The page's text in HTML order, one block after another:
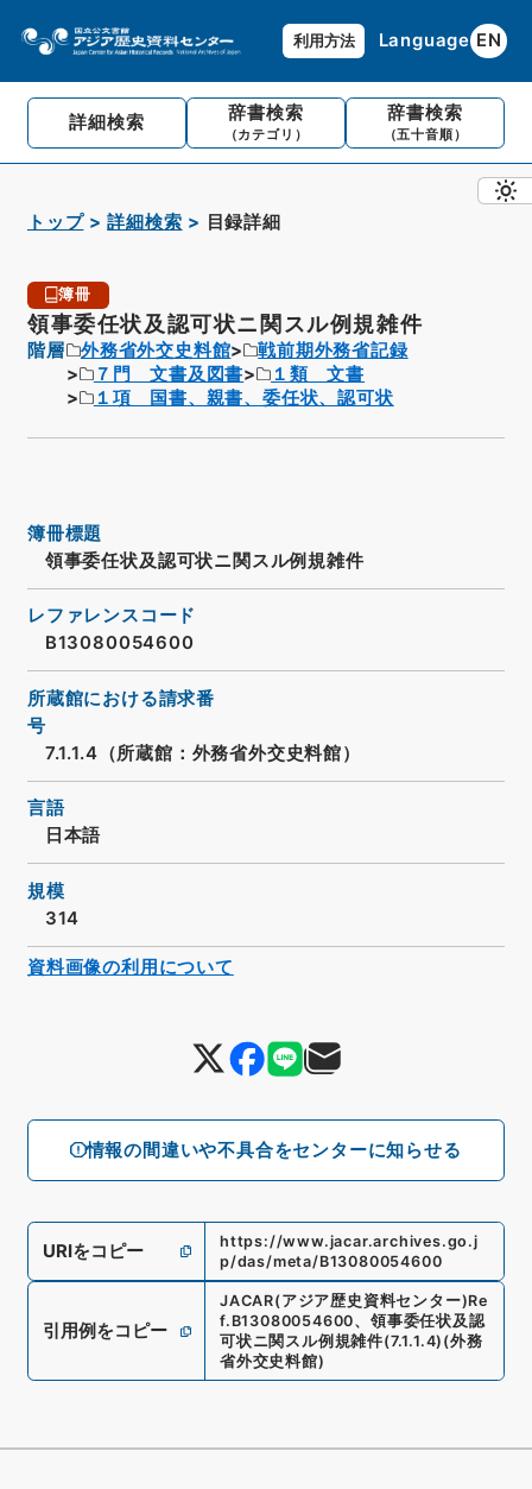
利用方法 Language EN
詳細検索 辞書検索
（カテゴリ）
辞書検索
（五十音順）
トップ 詳細検索 目録詳細
簿冊
領事委任状及認可状ニ関スル例規雑件
階層 外務省外交史料館
戦前期外務省記録
７門 文書及図書
１類 文書
１項 国書、親書、委任状、認可状
情報の間違いや不具合をセンターに知らせる
簿冊標題
領事委任状及認可状ニ関スル例規雑件
レファレンスコード
B13080054600
所蔵館における請求番
号
7.1.1.4（所蔵館：外務省外交史料館）
言語
日本語
規模
314
URIをコピー
https://www.jacar.archives.go.j
p/das/meta/B13080054600
引用例をコピー
JACAR(アジア歴史資料センター)Re
f. B13080054600、 領事委任状及認
可状ニ関スル例規雑件(7.1.1.4) (外務
省外交史料館)
資料画像の利用について